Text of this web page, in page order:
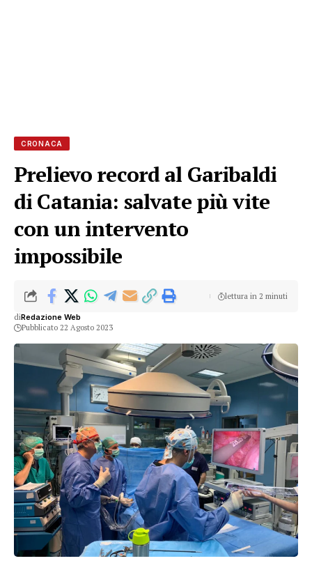
CRONACA
Prelievo record al Garibaldi
di Catania: salvate più vite
con un intervento
impossibile
diRedazione Web
Pubblicato 22 Agosto 2023
lettura in 2 minuti